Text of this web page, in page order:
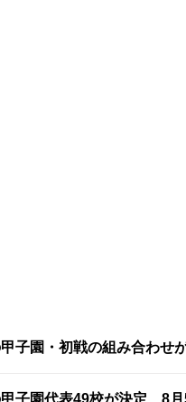
子園・初戦の組み合わせ
子園代表49校が決定 8月